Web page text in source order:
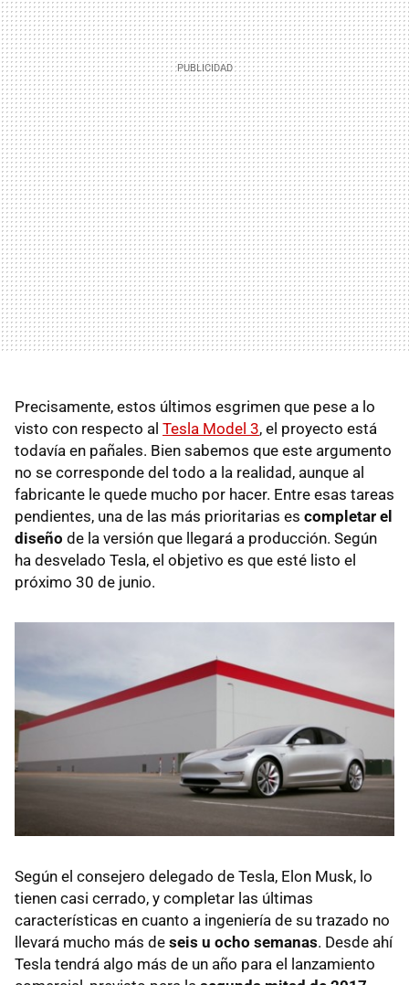
Precisamente, estos últimos esgrimen que pese a lo
visto con respecto al Tesla Model 3, el proyecto está
todavía en pañales. Bien sabemos que este argumento
no se corresponde del todo a la realidad, aunque al
fabricante le quede mucho por hacer. Entre esas tareas
pendientes, una de las más prioritarias es completar el
diseño de la versión que llegará a producción. Según
ha desvelado Tesla, el objetivo es que esté listo el
próximo 30 de junio.
Según el consejero delegado de Tesla, Elon Musk, lo
tienen casi cerrado, y completar las últimas
características en cuanto a ingeniería de su trazado no
llevará mucho más de seis u ocho semanas. Desde ahí
Tesla tendrá algo más de un año para el lanzamiento